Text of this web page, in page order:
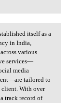
itself as a
in India,
various
services—
media
tailored to
client. With over
track record of